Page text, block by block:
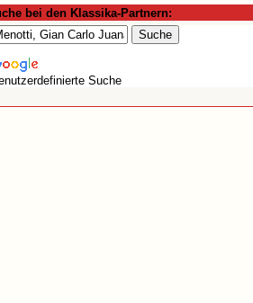
bei den Klassika-Partnern:
Suche